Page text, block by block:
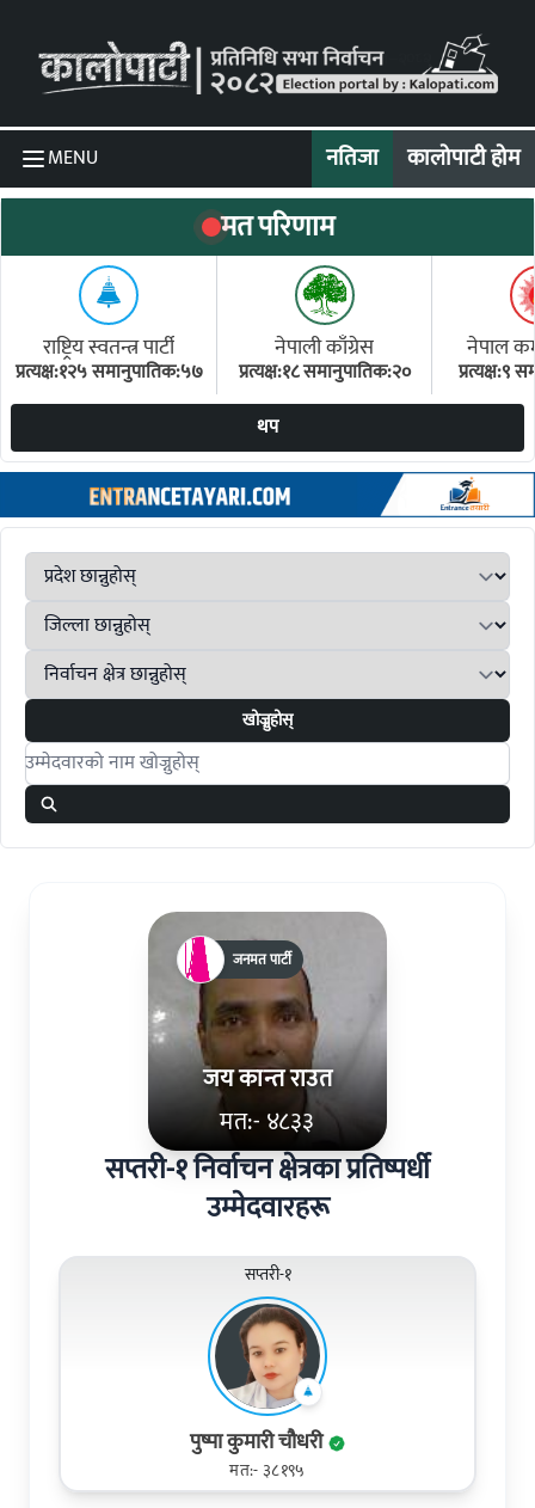
MENU नतिजा कालोपाटी होम
मत परिणाम
राष्ट्रिय स्वतन्त्र पार्टी
प्रत्यक्ष:१२५ समानुपातिक:५७
नेपाली काँग्रेस
प्रत्यक्ष:१८ समानुपातिक:२०
नेपाल
प्रत्यक्ष:९
थप
खोज्नुहोस्
Search candidates
जय कान्त राउत
मत:- ४८३३
जनमत पार्टी
सप्तरी-१ निर्वाचन क्षेत्रका प्रतिष्पर्धी
उम्मेदवारहरू
सप्तरी-१
पुष्पा कुमारी चौधरी
मत:- ३८१९५